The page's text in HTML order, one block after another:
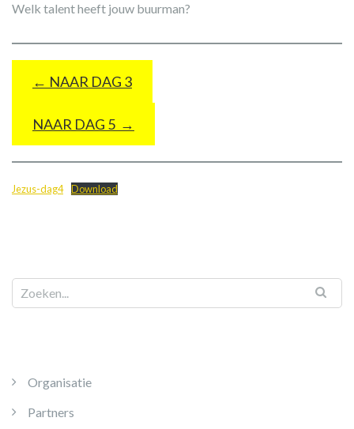
Welk talent heeft jouw buurman?
← NAAR DAG 3
NAAR DAG 5 →
Jezus-dag4 Download
Organisatie
Partners